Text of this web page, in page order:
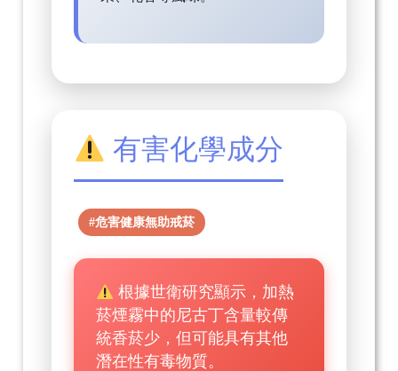
有害化學成分
#危害健康無助戒菸
根據世衛研究顯示，加熱
菸煙霧中的尼古丁含量較傳
統香菸少，但可能具有其他
潛在性有毒物質。